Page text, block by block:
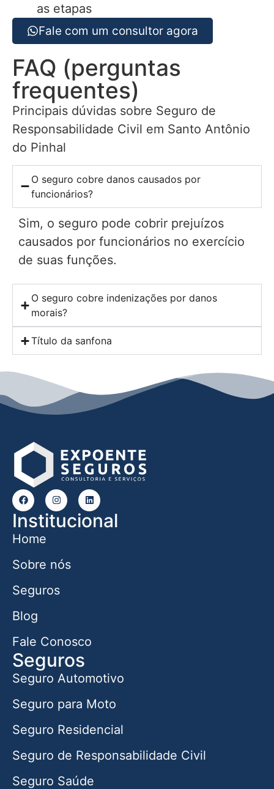
as etapas
Fale com um consultor agora
FAQ (perguntas
frequentes)
Principais dúvidas sobre Seguro de
Responsabilidade Civil em Santo Antônio
do Pinhal
O seguro cobre danos causados por
funcionários?
Sim, o seguro pode cobrir prejuízos
causados por funcionários no exercício
de suas funções.
O seguro cobre indenizações por danos
morais?
Título da sanfona
Institucional
Home
Sobre nós
Seguros
Blog
Fale Conosco
Seguros
Seguro Automotivo
Seguro para Moto
Seguro Residencial
Seguro de Responsabilidade Civil
Seguro Saúde